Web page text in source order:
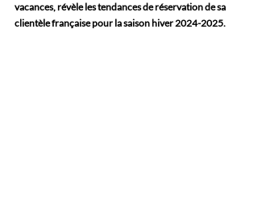
vacances, révèle les tendances de réservation de sa
clientèle française pour la saison hiver 2024-2025.